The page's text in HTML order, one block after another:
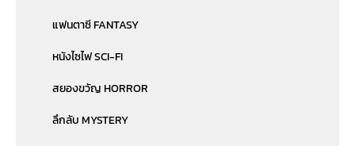
แฟนตาซี FANTASY
หนังไซไฟ SCI-FI
สยองขวัญ HORROR
ลึกลับ MYSTERY